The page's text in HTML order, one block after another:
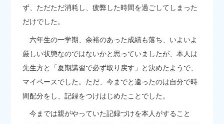
ず、ただただ消耗し、疲弊した時間を過ごしてしまった
だけでした。
六年生の一学期、余裕のあった成績も落ち、いよいよ
厳しい状態なのではないかと思っていましたが、本人は
先生方と「夏期講習で必ず取り戻す」と決めたようで、
マイペースでした。ただ、今までと違ったのは自分で時
間配分をし、記録をつけはじめたことでした。
今までは親がやっていた記録づけを本人がすること